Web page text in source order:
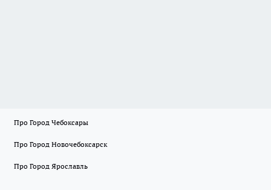
Про Город Чебоксары
Про Город Новочебоксарск
Про Город Ярославль